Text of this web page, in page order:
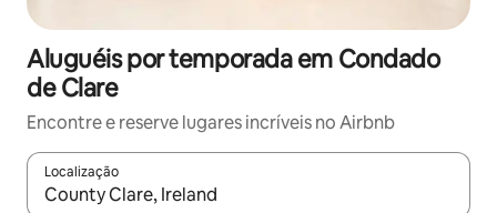
Aluguéis por temporada em Condado
de Clare
Encontre e reserve lugares incríveis no Airbnb
Localização
Quando os resultados estiverem disponíveis, explore-os